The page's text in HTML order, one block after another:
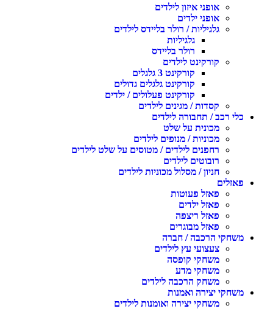
אופני איזון לילדים
אופני ילדים
גלגיליות / רולר בליידס לילדים
גלגיליות
רולר בליידס
קורקינט לילדים
קורקינט 3 גלגלים
קורקינט גלגלים גדולים
קורקינט פעלולים / ילדים
קסדות / מגינים לילדים
כלי רכב / תחבורה לילדים
מכונית על שלט
מכוניות / מנופים לילדים
רחפנים לילדים / מטוסים על שלט לילדים
רובוטים לילדים
חניון / מסלול מכוניות לילדים
פאזלים
פאזל פעוטות
פאזל ילדים
פאזל ריצפה
פאזל מבוגרים
משחקי הרכבה / חברה
צעצועי עץ לילדים
משחקי קופסה
משחקי מדע
משחק הרכבה לילדים
משחקי יצירה ואמנות
משחקי יצירה ואומנות לילדים